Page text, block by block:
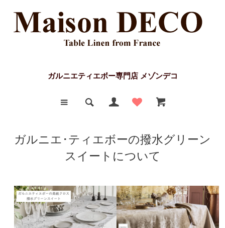
ガルニエティエボー専門店 メゾンデコ
ガルニエ･ティエボーの撥水グリーン
スイートについて